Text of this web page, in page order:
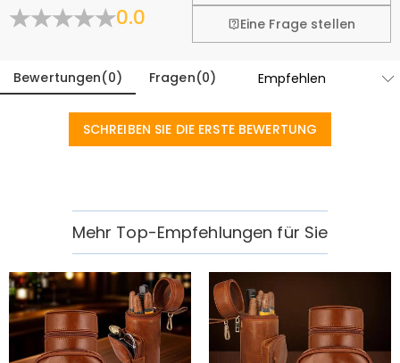
0.0 Eine Frage stellen
Bewertungen(0) Fragen(0)
SCHREIBEN SIE DIE ERSTE BEWERTUNG
Mehr Top-Empfehlungen für Sie